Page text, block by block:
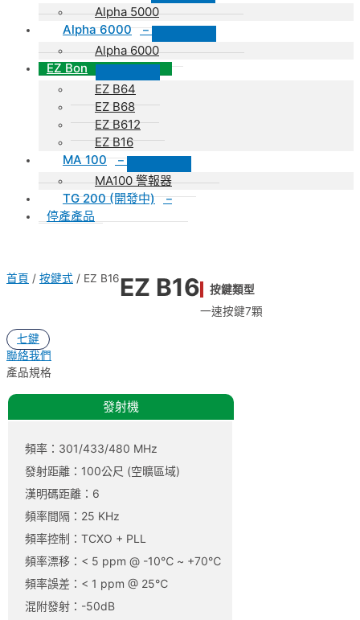
Alpha 5000
Alpha 6000
–
Alpha 6000
EZ Bon
EZ B64
EZ B68
EZ B612
EZ B16
MA 100
–
MA100 警報器
TG 200 (開發中)
–
停產產品
首頁 / 按鍵式 / EZ B16EZ B16
按鍵類型
一速按鍵7顆
七鍵
聯絡我們
產品規格
發射機
頻率：301/433/480 MHz
發射距離：100公尺 (空曠區域)
漢明碼距離：6
頻率間隔：25 KHz
頻率控制：TCXO + PLL
頻率漂移：< 5 ppm @ -10℃ ~ +70℃
頻率誤差：< 1 ppm @ 25℃
混附發射：-50dB